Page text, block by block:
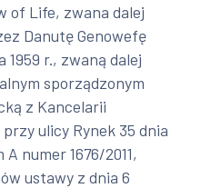
of Life, zwana dalej
Danutę Genowefę
1959 r., zwaną dalej
sporządzonym
z Kancelarii
ulicy Rynek 35 dnia
numer 1676/2011,
ustawy z dnia 6